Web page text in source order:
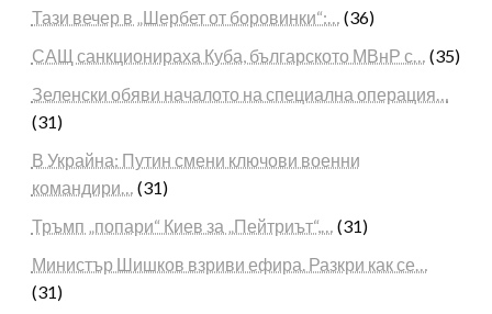
Тази вечер в „Шербет от боровинки“:…
(36)
САЩ санкционираха Куба, българското МВнР с…
(35)
Зеленски обяви началото на специална операция…
(31)
В Украйна: Путин смени ключови военни
командири…
(31)
Тръмп „попари“ Киев за „Пейтриът“,…
(31)
Министър Шишков взриви ефира. Разкри как се…
(31)